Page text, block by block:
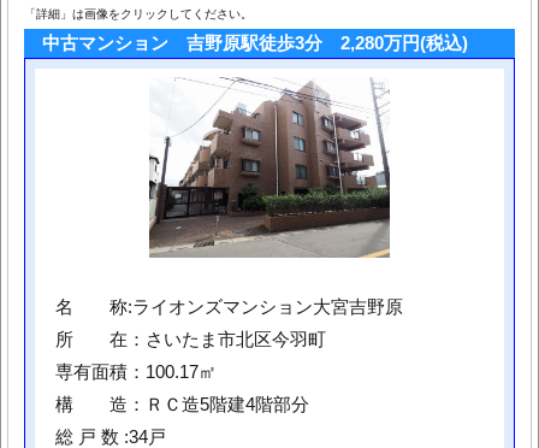
「詳細」は画像をクリックしてください。
中古マンション 吉野原駅徒歩3分 2,280万円(税込)
名 称:ライオンズマンション大宮吉野原
所 在：さいたま市北区今羽町
専有面積：100.17㎡
構 造：ＲＣ造5階建4階部分
総 戸 数 :34戸